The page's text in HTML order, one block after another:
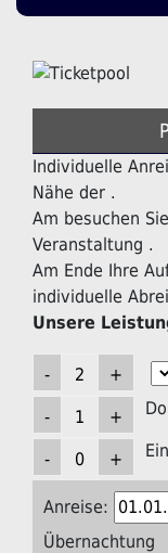
Individuelle
Nähe der .
Am besuchen
Veranstaltung .
Am Ende Ihre
individuelle
Unsere
Anreise:
Übernachtung